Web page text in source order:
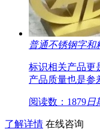
普通不锈钢字和
标识相关产品更
产品质量也是参
阅读数：1879日
了解详情 在线咨询